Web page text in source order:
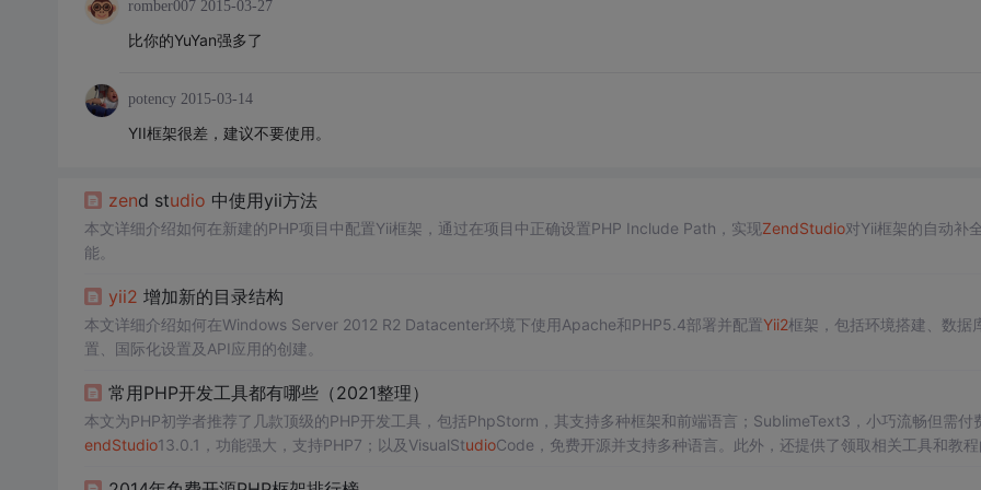
romber007 2015-03-27
比你的YuYan强多了
potency 2015-03-14
YII框架很差，建议不要使用。
zend studio 中使用yii方法
本文详细介绍如何在新建的PHP项目中配置Yii框架，通过在项目中正确设置PHP Include Path，实现ZendStudio对Yii框架的自动补
能。
yii2 增加新的目录结构
本文详细介绍如何在Windows Server 2012 R2 Datacenter环境下使用Apache和PHP5.4部署并配置Yii2框架，包括环境搭建、数据
置、国际化设置及API应用的创建。
常用PHP开发工具都有哪些（2021整理）
本文为PHP初学者推荐了几款顶级的PHP开发工具，包括PhpStorm，其支持多种框架和前端语言；SublimeText3，小巧流畅但需付
endStudio13.0.1，功能强大，支持PHP7；以及VisualStudioCode，免费开源并支持多种语言。此外，还提供了领取相关工具和教程